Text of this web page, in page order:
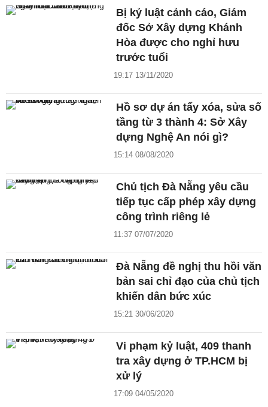
Bị kỷ luật cảnh cáo, Giám
đốc Sở Xây dựng Khánh
Hòa được cho nghỉ hưu
trước tuổi
19:17 13/11/2020
Hồ sơ dự án tẩy xóa, sửa số
tầng từ 3 thành 4: Sở Xây
dựng Nghệ An nói gì?
15:14 08/08/2020
Chủ tịch Đà Nẵng yêu cầu
tiếp tục cấp phép xây dựng
công trình riêng lẻ
11:37 07/07/2020
Đà Nẵng đề nghị thu hồi văn
bản sai chỉ đạo của chủ tịch
khiến dân bức xúc
15:21 30/06/2020
Vi phạm kỷ luật, 409 thanh
tra xây dựng ở TP.HCM bị
xử lý
17:09 04/05/2020